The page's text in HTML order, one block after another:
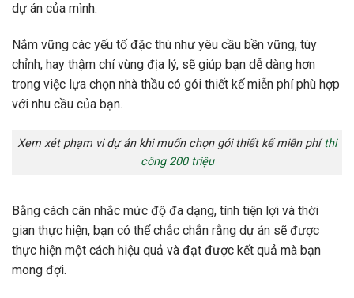
dự án của mình.
Nắm vững các yếu tố đặc thù như yêu cầu bền vững, tùy
chỉnh, hay thậm chí vùng địa lý, sẽ giúp bạn dễ dàng hơn
trong việc lựa chọn nhà thầu có gói thiết kế miễn phí phù hợp
với nhu cầu của bạn.
Xem xét phạm vi dự án khi muốn chọn gói thiết kế miễn phíthi
công 200 triệu
Bằng cách cân nhắc mức độ đa dạng, tính tiện lợi và thời
gian thực hiện, bạn có thể chắc chắn rằng dự án sẽ được
thực hiện một cách hiệu quả và đạt được kết quả mà bạn
mong đợi.